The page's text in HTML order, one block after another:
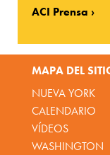
ACI Prensa
MAPA DEL
NUEVA YORK
CALENDARIO
VÍDEOS
WASHINGTON